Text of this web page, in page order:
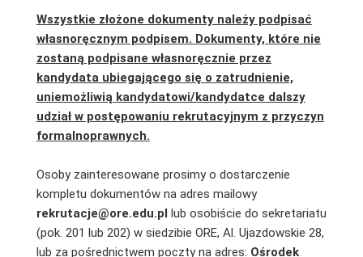
Wszystkie złożone dokumenty należy podpisać
własnoręcznym podpisem. Dokumenty, które nie
zostaną podpisane własnoręcznie przez
kandydata ubiegającego się o zatrudnienie,
uniemożliwią kandydatowi/kandydatce dalszy
udział w postępowaniu rekrutacyjnym z przyczyn
formalnoprawnych.
Osoby zainteresowane prosimy o dostarczenie
kompletu dokumentów na adres mailowy
rekrutacje@ore.edu.pl lub osobiście do sekretariatu
(pok. 201 lub 202) w siedzibie ORE, Al. Ujazdowskie 28,
lub za pośrednictwem poczty na adres: Ośrodek